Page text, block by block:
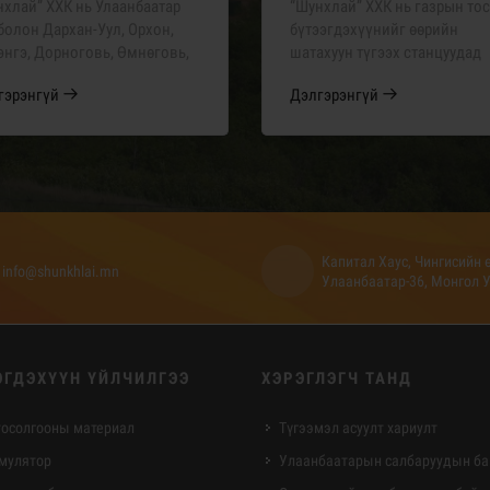
бүтээгдэхүүний
үйлчилгээний болон аж
Дэлгэрэнгүй
info@shunkhlai.mn
Капитал Хаус, Чингисийн
Улаанбаатар-36, Монгол
ҮЙЛЧИЛГЭЭ
материал
ХЭРЭГЛЭГЧ ТАНД
Түгээмэл асуулт хариулт
Улаанбаатарын салбаруудын